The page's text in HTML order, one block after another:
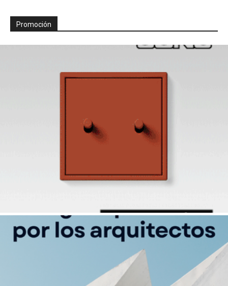
Promoción